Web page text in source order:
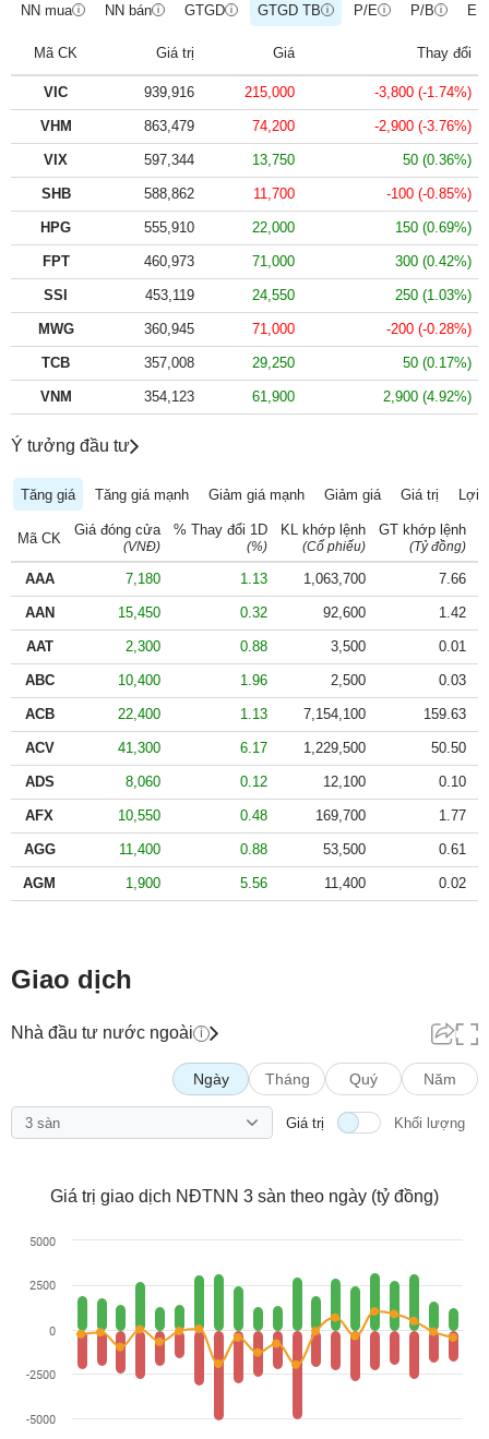
NN mua i NN bán i GTGD i GTGD TB i P/E i P/B i
Mã CK Giá trị Giá Thay đổi
VIC 939,916 215,000 -3,800 (-1.74%)
VHM 863,479 74,200 -2,900 (-3.76%)
VIX 597,344 13,750 50 (0.36%)
SHB 588,862 11,700 -100 (-0.85%)
HPG 555,910 22,000 150 (0.69%)
FPT 460,973 71,000 300 (0.42%)
SSI 453,119 24,550 250 (1.03%)
MWG 360,945 71,000 -200 (-0.28%)
TCB 357,008 29,250 50 (0.17%)
VNM 354,123 61,900 2,900 (4.92%)
Ý tưởng đầu tư
Tăng giá Tăng giá mạnh Giảm giá mạnh Giảm giá Giá trị Lợi
Mã CK
Giá đóng cửa
(VNĐ)
% Thay đổi 1D
(%)
KL khớp lệnh
(Cổ phiếu)
GT khớp lệnh
(Tỷ đồng)
AAA 7,180 1.13 1,063,700 7.66
AAN 15,450 0.32 92,600 1.42
AAT 2,300 0.88 3,500 0.01
ABC 10,400 1.96 2,500 0.03
ACB 22,400 1.13 7,154,100 159.63
ACV 41,300 6.17 1,229,500 50.50
ADS 8,060 0.12 12,100 0.10
AFX 10,550 0.48 169,700 1.77
AGG 11,400 0.88 53,500 0.61
AGM 1,900 5.56 11,400 0.02
Giao dịch
Nhà đầu tư nước ngoài i
Ngày Tháng Quý Năm
3 sàn Giá trị Khối lượng
Giá trị giao dịch NĐTNN 3 sàn theo ngày (tỷ đồng)
-5000
-2500
0
2500
5000
TIN
DỊCH
VỤ
TRUYỀN
THÔNG
TIỆN
ÍCH
BẤT
ĐỘNG
SẢN
Mã
chứng
khoán
(-)
Tất cả Cổ phiếu Chỉ số Chứng chỉ quỹ Chứng
Lãnh
đạo
(-)
Tất cả Người nội bộ Người liên quan Cổ đông lớn
Tin
tức
(-)
viết
của
giả
Báo
cáo
tích
Thuật
ngữ
Dịch
(-)